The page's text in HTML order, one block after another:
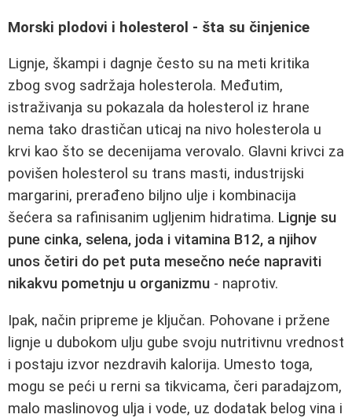
Morski plodovi i holesterol - šta su činjenice
Lignje, škampi i dagnje često su na meti kritika
zbog svog sadržaja holesterola. Međutim,
istraživanja su pokazala da holesterol iz hrane
nema tako drastičan uticaj na nivo holesterola u
krvi kao što se decenijama verovalo. Glavni krivci za
povišen holesterol su trans masti, industrijski
margarini, prerađeno biljno ulje i kombinacija
šećera sa rafinisanim ugljenim hidratima. Lignje su
pune cinka, selena, joda i vitamina B12, a njihov
unos četiri do pet puta mesečno neće napraviti
nikakvu pometnju u organizmu - naprotiv.
Ipak, način pripreme je ključan. Pohovane i pržene
lignje u dubokom ulju gube svoju nutritivnu vrednost
i postaju izvor nezdravih kalorija. Umesto toga,
mogu se peći u rerni sa tikvicama, čeri paradajzom,
malo maslinovog ulja i vode, uz dodatak belog vina i